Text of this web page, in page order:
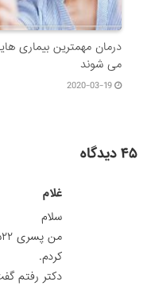
درمان مهمترین بیماری
می شوند
2020-03-19
۴۵ دیدگاه
غلام
سلام
کردم.
دکتر رفتم